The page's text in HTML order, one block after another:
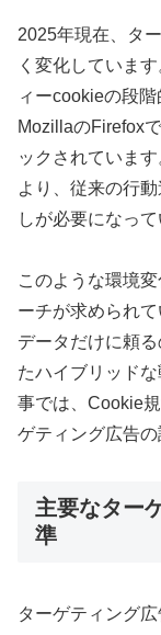
2025年現在、タ
く変化していま
ィーcookieの段
MozillaのFirefox
ックされていま
より、従来の行
しが必要になって
このような環境
ーチが求められ
データだけに頼
たハイブリッド
事では、Cookie
ゲティング広告の
主要なター
準
ターゲティング